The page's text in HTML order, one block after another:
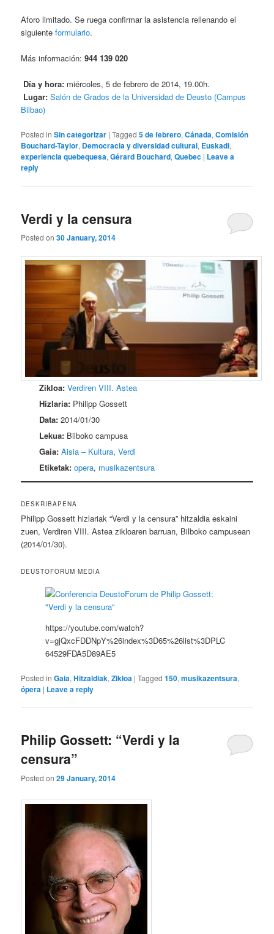
Aforo limitado. Se ruega confirmar la asistencia rellenando el
siguienteformulario.
Más información:944 139 020
Día y hora: miércoles, 5 de febrero de 2014, 19.00h.
Lugar: Salón de Grados de la Universidad de Deusto (Campus
Bilbao)
Posted in Sin categorizar |Tagged 5 de febrero,Cánada,Comisión
Bouchard-Taylor, Democracia y diversidad cultural, Euskadi,
experiencia quebequesa,Gérard Bouchard,Quebec | Leave a
reply
Verdi y la censura
Posted on30 January, 2014
Zikloa: Verdiren VIII. Astea
Hizlaria: Philipp Gossett
Data: 2014/01/30
Lekua: Bilboko campusa
Gaia: Aisia – Kultura,Verdi
Etiketak: opera, musikazentsura
DESKRIBAPENA
Philipp Gossett hizlariak “Verdi y la censura” hitzaldia eskaini
zuen, Verdiren VIII. Astea zikloaren barruan, Bilboko campusean
(2014/01/30).
DEUSTOFORUM MEDIA
https://youtube.com/watch?
v=gjQxcFDDNpY%26index%3D65%26list%3DPLC
64529FDA5D89AE5
Posted in Gaia,Hitzaldiak,Zikloa |Tagged 150,musikazentsura,
ópera | Leave a reply
Philip Gossett: “Verdi y la
censura”
Posted on29 January, 2014